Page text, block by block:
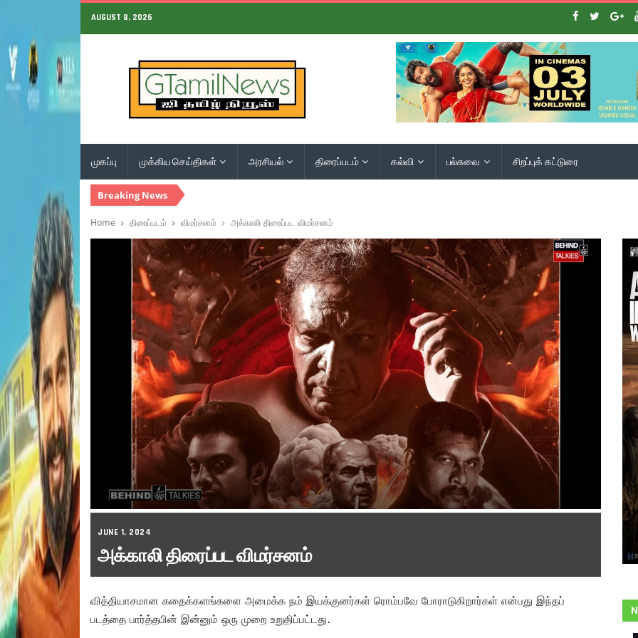
AUGUST 8, 2026
முகப்பு முக்கிய செய்திகள் அரசியல் திரைப்படம் கல்வி பல்சுவை சிறப்புக் கட்டுரை
Breaking News
Home திரைப்படம் விமர்சனம் அக்காலி திரைப்பட விமர்சனம்
JUNE 1, 2024
அக்காலி திரைப்பட விமர்சனம்
வித்தியாசமான கதைக்களங்களை அமைக்க நம் இயக்குனர்கள் ரொம்பவே போராடுகிறார்கள் என்பது இந்தப்
படத்தை பார்த்தபின் இன்னும் ஒரு முறை உறுதிப்பட்டது.